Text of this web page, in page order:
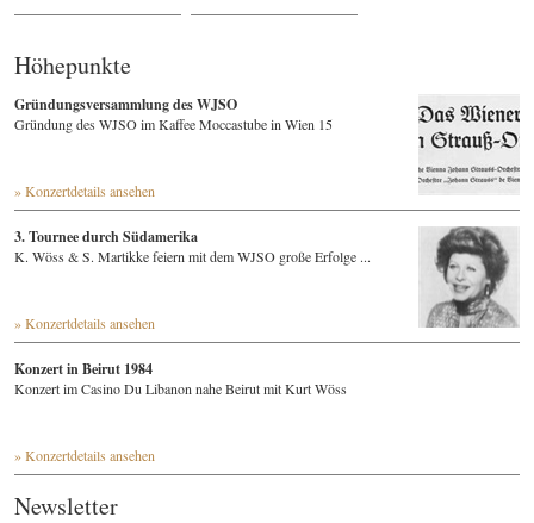
Höhepunkte
Gründungsversammlung des WJSO
Gründung des WJSO im Kaffee Moccastube in Wien 15
» Konzertdetails ansehen
3. Tournee durch Südamerika
K. Wöss & S. Martikke feiern mit dem WJSO große Erfolge ...
» Konzertdetails ansehen
Konzert in Beirut 1984
Konzert im Casino Du Libanon nahe Beirut mit Kurt Wöss
» Konzertdetails ansehen
Newsletter